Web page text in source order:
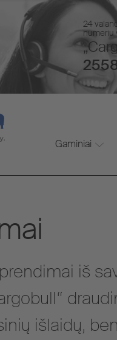
24
numeriu
Gaminiai
iš
išlaidų,